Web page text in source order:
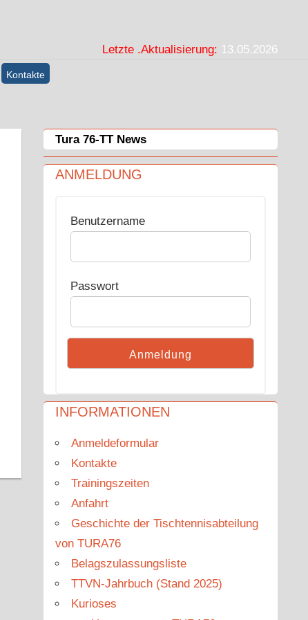
Letzte .Aktualisierung: 13.05.2026
Kontakte
Tura 76-TT News
ANMELDUNG
Benutzername
Passwort
INFORMATIONEN
Anmeldeformular
Kontakte
Trainingszeiten
Anfahrt
Geschichte der Tischtennisabteilung
von TURA76
Belagszulassungsliste
TTVN-Jahrbuch (Stand 2025)
Kurioses